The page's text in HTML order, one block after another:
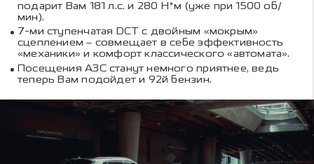
подарит Вам 181 л.с. и 280 Н*м (уже при 1500 об/
мин).
7-ми ступенчатая DCT с двойным «мокрым»
сцеплением – совмещает в себе эффективность
«механики» и комфорт классического «автомата».
Посещения АЗС станут немного приятнее, ведь
теперь Вам подойдет и 92й бензин.